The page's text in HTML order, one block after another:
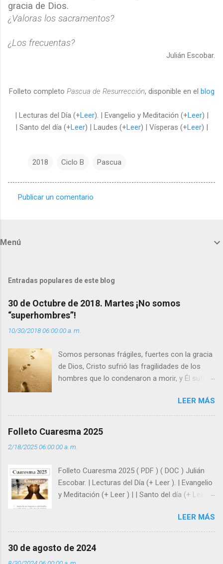
gracia de Dios.
¿Valoras los sacramentos?
¿Los frecuentas?
Julián Escobar.
Folleto completo Pascua de Resurrección, disponible en el blog
| Lecturas del Día (+Leer). | Evangelio y Meditación (+Leer) |
| Santo del día (+Leer) | Laudes (+Leer) | Vísperas (+Leer) |
2018 Ciclo B Pascua
t
r
i
o
s
Publicar un comentario
Menú
Entradas populares de este blog
30 de Octubre de 2018. Martes ¡No somos
“superhombres”!
10/30/2018 06:00:00 a. m.
Somos personas frágiles, fuertes con la gracia
de Dios, Cristo sufrió las fragilidades de los
hombres que lo condenaron a morir, y Él sufrió
enseña Jesucristo? Que, si seguimos sus
huellas, sin ser superhombres, podemos
afrontar las adversidades con la fuerza y la luz
siempre está pendiente de nosotros. Amar es
y protegidos por nosotros. “ Señor, soy un
árbol sin frutos, pero tú me das la savia para
que al menos mis ramas y hojas den sombra
super hombre? - ¿Superas tu fragilidad con la
gracia de Dios? Julián Escobar. | Lecturas del
Día (+ Leer ). | Evangelio y Meditación (+ Leer ) |
LEER MÁS
Folleto Cuaresma 2025
2/18/2025 06:00:00 a. m.
Folleto Cuaresma 2025 ( PDF ) ( DOC ) Julián
Escobar. | Lecturas del Día (+ Leer ). | Evangelio
y Meditación (+ Leer ) | | Santo del día (+ Leer )
LEER MÁS
30 de agosto de 2024